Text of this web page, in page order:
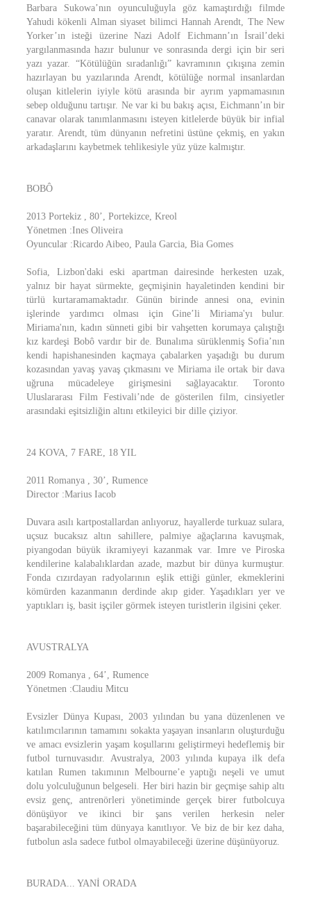
Barbara Sukowa’nın oyunculuğuyla göz kamaştırdığı filmde
Yahudi kökenli Alman siyaset bilimci Hannah Arendt, The New
Yorker’ın isteği üzerine Nazi Adolf Eichmann’ın İsrail’deki
yargılanmasında hazır bulunur ve sonrasında dergi için bir seri
yazı yazar. “Kötülüğün sıradanlığı” kavramının çıkışına zemin
hazırlayan bu yazılarında Arendt, kötülüğe normal insanlardan
oluşan kitlelerin iyiyle kötü arasında bir ayrım yapmamasının
sebep olduğunu tartışır. Ne var ki bu bakış açısı, Eichmann’ın bir
canavar olarak tanımlanmasını isteyen kitlelerde büyük bir infial
yaratır. Arendt, tüm dünyanın nefretini üstüne çekmiş, en yakın
arkadaşlarını kaybetmek tehlikesiyle yüz yüze kalmıştır.
BOBÔ
2013 Portekiz , 80’, Portekizce, Kreol
Yönetmen :Ines Oliveira
Oyuncular :Ricardo Aibeo, Paula Garcia, Bia Gomes
Sofia, Lizbon'daki eski apartman dairesinde herkesten uzak,
yalnız bir hayat sürmekte, geçmişinin hayaletinden kendini bir
türlü kurtaramamaktadır. Günün birinde annesi ona, evinin
işlerinde yardımcı olması için Gine’li Miriama'yı bulur.
Miriama'nın, kadın sünneti gibi bir vahşetten korumaya çalıştığı
kız kardeşi Bobô vardır bir de. Bunalıma sürüklenmiş Sofia’nın
kendi hapishanesinden kaçmaya çabalarken yaşadığı bu durum
kozasından yavaş yavaş çıkmasını ve Miriama ile ortak bir dava
uğruna mücadeleye girişmesini sağlayacaktır. Toronto
Uluslararası Film Festivali’nde de gösterilen film, cinsiyetler
arasındaki eşitsizliğin altını etkileyici bir dille çiziyor.
24 KOVA, 7 FARE, 18 YIL
2011 Romanya , 30’, Rumence
Director :Marius Iacob
Duvara asılı kartpostallardan anlıyoruz, hayallerde turkuaz sulara,
uçsuz bucaksız altın sahillere, palmiye ağaçlarına kavuşmak,
piyangodan büyük ikramiyeyi kazanmak var. Imre ve Piroska
kendilerine kalabalıklardan azade, mazbut bir dünya kurmuştur.
Fonda cızırdayan radyolarının eşlik ettiği günler, ekmeklerini
kömürden kazanmanın derdinde akıp gider. Yaşadıkları yer ve
yaptıkları iş, basit işçiler görmek isteyen turistlerin ilgisini çeker.
AVUSTRALYA
2009 Romanya , 64’, Rumence
Yönetmen :Claudiu Mitcu
Evsizler Dünya Kupası, 2003 yılından bu yana düzenlenen ve
katılımcılarının tamamını sokakta yaşayan insanların oluşturduğu
ve amacı evsizlerin yaşam koşullarını geliştirmeyi hedeflemiş bir
futbol turnuvasıdır. Avustralya, 2003 yılında kupaya ilk defa
katılan Rumen takımının Melbourne’e yaptığı neşeli ve umut
dolu yolculuğunun belgeseli. Her biri hazin bir geçmişe sahip altı
evsiz genç, antrenörleri yönetiminde gerçek birer futbolcuya
dönüşüyor ve ikinci bir şans verilen herkesin neler
başarabileceğini tüm dünyaya kanıtlıyor. Ve biz de bir kez daha,
futbolun asla sadece futbol olmayabileceği üzerine düşünüyoruz.
BURADA... YANİ ORADA